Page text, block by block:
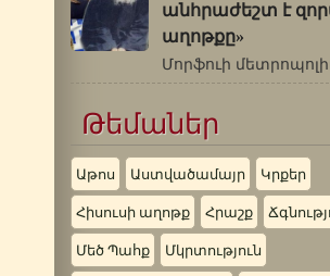
անհրաժեշտ է
աղոթքը»
Թեմաներ
Աթոս Աստվածամայր Կրքեր
Հիսուսի աղոթք Հրաշք
Մեծ Պահք Մկրտություն